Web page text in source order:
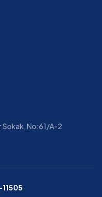
Sokak, No:61/A-2